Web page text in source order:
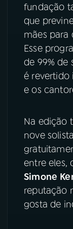
PRÊMIO
ACOMPANHE A
YouTube
TikTok
fundação
que
mães para
Esse
de 99% de
é revertido
e os
Na edição
nove
entre eles,
Simone
reputação
gosta de